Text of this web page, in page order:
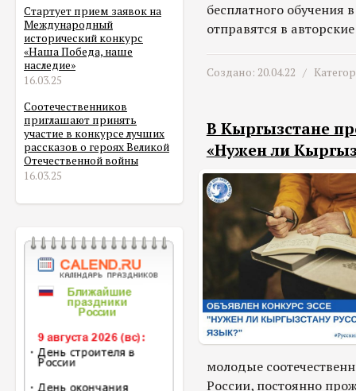
Стартует прием заявок на
Международный
исторический конкурс
«Наша Победа, наше
наследие»
16.03.25
Соотечественников
приглашают принять
участие в конкурсе лучших
рассказов о героях Великой
Отечественной войны
16.03.25
бесплатного обучения
отправятся в
Создано: 20.04.22 /
В Кыргызстане
«Нужен ли
молодые
России, постоянно